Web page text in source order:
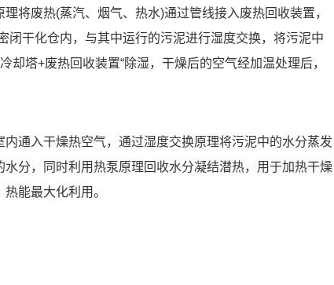
将废热(蒸汽、烟气、热水)通过管线接入废热回收装置，
干化仓内，与其中运行的污泥进行湿度交换，将污泥中
却塔+废热回收装置“除湿，干燥后的空气经加温处理后，
通入干燥热空气，通过湿度交换原理将污泥中的水分蒸发
分，同时利用热泵原理回收水分凝结潜热，用于加热干燥
能最大化利用。